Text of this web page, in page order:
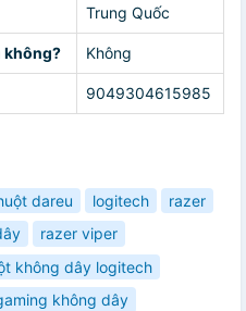
Trung Quốc
không? Không
9049304615985
dareu logitech
razer
razer viper
không dây logitech
không dây